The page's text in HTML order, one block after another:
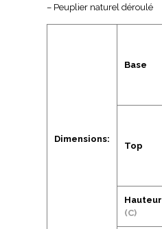
– Peuplier naturel déroulé
Dimensions:
Base
Top
Hauteur
(C)